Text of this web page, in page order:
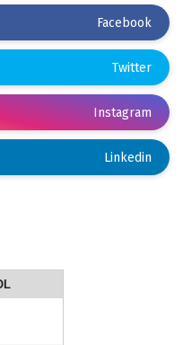
Facebook
Twitter
Instagram
Linkedin